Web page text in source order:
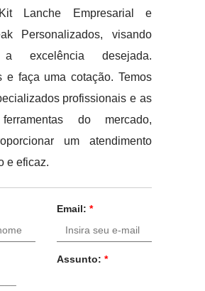
Lanche Empresarial e
Personalizados, visando
a excelência desejada.
e faça uma cotação. Temos
profissionais e as
do mercado,
um atendimento
e eficaz.
Email: *
Assunto: *